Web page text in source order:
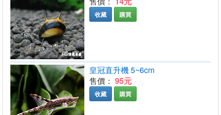
收藏 購買
皇冠直升機 5~6cm
售價： 95元
收藏 購買